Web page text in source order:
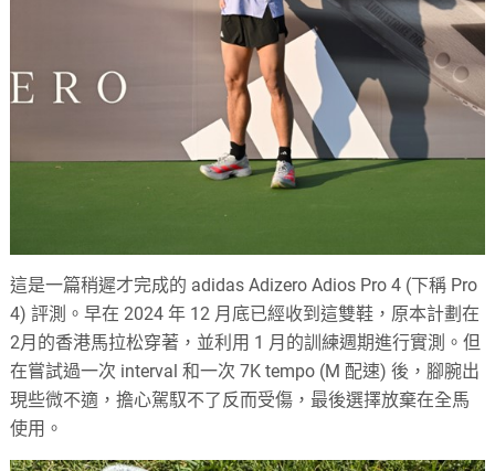
這是一篇稍遲才完成的 adidas Adizero Adios Pro 4 (下稱 Pro
4) 評測。早在 2024 年 12 月底已經收到這雙鞋，原本計劃在
2月的香港馬拉松穿著，並利用 1 月的訓練週期進行實測。但
在嘗試過一次 interval 和一次 7K tempo (M 配速) 後，腳腕出
現些微不適，擔心駕馭不了反而受傷，最後選擇放棄在全馬
使用。